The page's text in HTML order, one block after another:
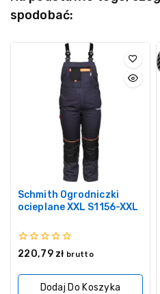
spodobać:
Schmith Ogrodniczki
ocieplane XXL S1156-XXL
0
5
220,79 zł brutto
Dodaj Do Koszyka